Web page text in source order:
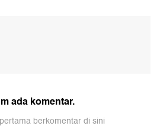
ada komentar.
berkomentar di sini